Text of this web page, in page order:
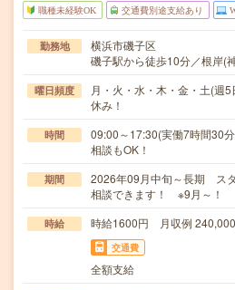
職種未経験OK 交通費別途支給あり
勤務地
横浜市磯子区
磯子駅から徒歩10分／根岸(
曜日頻度
月・火・水・木・金・土(
休み！
時間
09:00～17:30(実働7時間30
相談もOK！
期間
2026年09月中旬～長期 ス
相談できます！ ※9月～！
時給 時給1600円 月収例
交通費
全額支給